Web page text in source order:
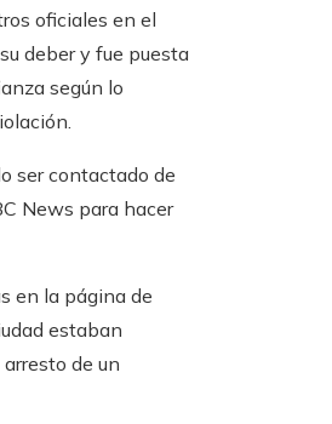
oficiales en el
deber y fue puesta
según lo
ser contactado de
News para hacer
en la página de
estaban
de un